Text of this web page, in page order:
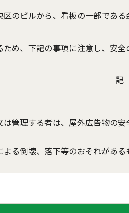
のビルから、看板の一部であ
め、下記の事項に注意し、安全
記
管理する者は、屋外広告物の安
る倒壊、落下等のおそれがあ